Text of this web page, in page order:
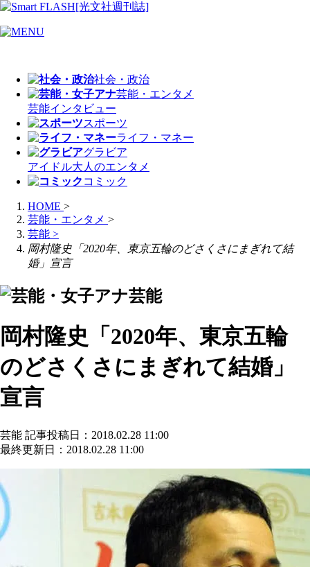
社会・政治
芸能・エンタメ
芸能インタビュー
スポーツ
ライフ・マネー
グラビア
アイドル大人のエンタメ
コミック
HOME >
芸能・エンタメ >
芸能 >
岡村隆史「2020年、東京五輪のどさくさにまぎれて結
婚」宣言
芸能
岡村隆史「2020年、東京五輪
のどさくさにまぎれて結婚」
宣言
芸能 記事投稿日：2018.02.28 11:00
最終更新日：2018.02.28 11:00